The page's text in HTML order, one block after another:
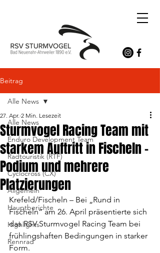
Beitrag
Alle News
Enduro Development Team
Radtouristik (RTF)
Cyclocross (CX)
Allgemein
Hauptberichte
Highlights
Rennrad
Alle News
Sturmvogel Racing Team mit
starkem Auftritt in Fischeln –
Podium und mehrere
Platzierungen
27. Apr. 2 Min. Lesezeit
Krefeld/Fischeln – Bei „Rund in
Fischeln“ am 26. April präsentierte sich
das RSV Sturmvogel Racing Team bei
frühlingshaften Bedingungen in starker
Form.